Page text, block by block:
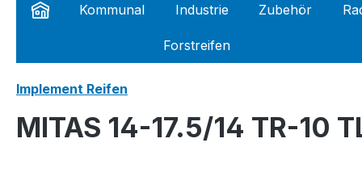
Kommunal Industrie Zubehör
Forstreifen
Implement Reifen
MITAS 14-17.5/14 TR-10